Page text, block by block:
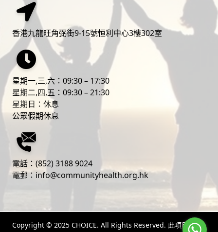
香港九龍旺角弼街9-15號恒利中心3樓302室
星期一,三,六：09:30 – 17:30
‎星期二,四,五：09:30 – 21:30
‎星期日：休息
公眾假期休息
電話：(852) 3188 9024
電郵： info@communityhealth.org.hk
Copyright © 2025 CHOICE. All Rights Reserved. 此項目由 愛